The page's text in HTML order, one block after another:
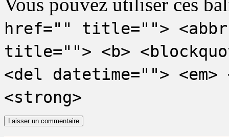
href="" title="">
title=""> <b>
<del datetime="">
<strong>